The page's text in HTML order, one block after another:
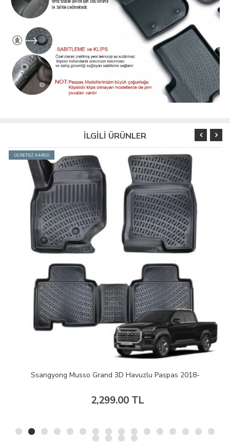
İLGİLİ ÜRÜNLER
ÜCRETSİZ KARGO
Ssangyong Musso Grand 3D Havuzlu Paspas 2018-
2,299.00 TL